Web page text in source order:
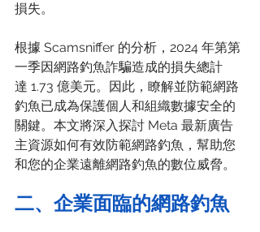
損失。
根據 Scamsniffer 的分析，2024 年第第
一季因網路釣魚詐騙造成的損失總計
達 1.73 億美元。因此，瞭解並防範網路
釣魚已成為保護個人和組織數據安全的
關鍵。本文將深入探討 Meta 最新廣告
主資源如何有效防範網路釣魚，幫助您
和您的企業遠離網路釣魚的數位威脅。
二、企業面臨的網路釣魚